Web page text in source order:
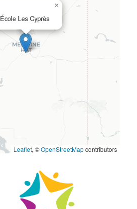
École Les Cyprès
×
Leaflet, ©OpenStreetMapcontributors